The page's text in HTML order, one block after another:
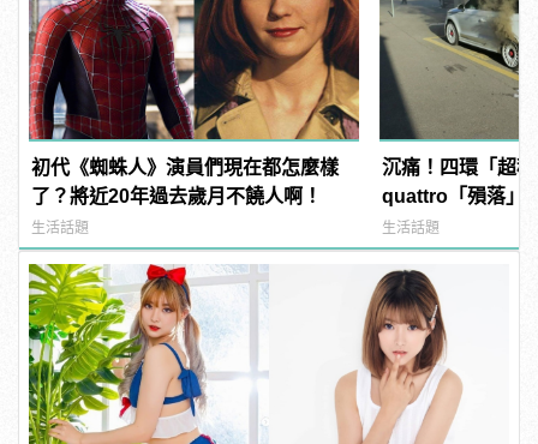
初代《蜘蛛人》演員們現在都怎麼樣
了？將近20年過去歲月不饒人啊！
生活話題
沉痛！四環「超
quattro「殞落」
生活話題